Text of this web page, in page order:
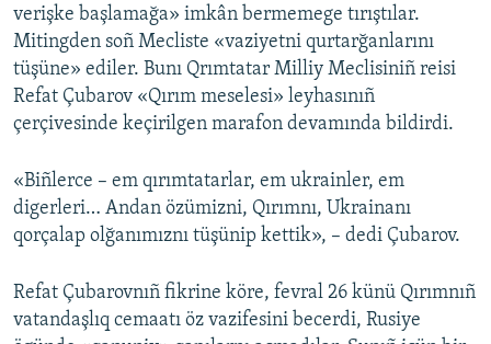
verişke başlamağa» imkân bermemege tırıştılar.
Mitingden soñ Mecliste «vaziyetni qurtarğanlarını
tüşüne» ediler. Bunı Qrımtatar Milliy Meclisiniñ reisi
Refat Çubarov «Qırım meselesi» leyhasınıñ
çerçivesinde keçirilgen marafon devamında bildirdi.
«Biñlerce – em qırımtatarlar, em ukrainler, em
digerleri… Andan özümizni, Qırımnı, Ukrainanı
qorçalap olğanımıznı tüşünip kettik», – dedi Çubarov.
Refat Çubarovnıñ fikrine köre, fevral 26 künü Qırımnıñ
vatandaşlıq cemaatı öz vazifesini becerdi, Rusiye